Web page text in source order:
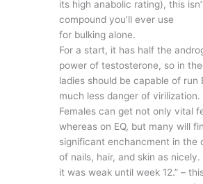
its high anabolic rating), this
compound you’ll ever use
for bulking alone.
For a start, it has half the
power of testosterone, so in
ladies should be capable of run
much less danger of virilization.
Females can get not only vital
whereas on EQ, but many will
significant enchancment in the
of nails, hair, and skin as nicely.
it was weak until week 12.” –